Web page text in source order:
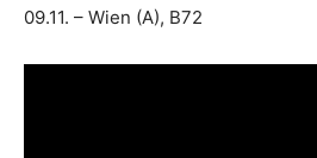
09.11. – Wien (A), B72